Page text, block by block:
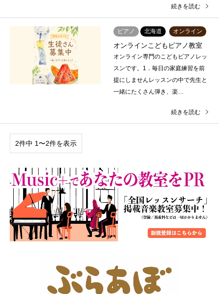
続きを読む
ピアノ 北海道 オンライン
オンラインこどもピアノ教室
オンライン専門のこどもピアノレッ
スンです。1．毎日の家庭練習を前
提にしませんレッスンの中で先生と
一緒にたくさん弾き、楽…
続きを読む
2件中 1〜2件を表示